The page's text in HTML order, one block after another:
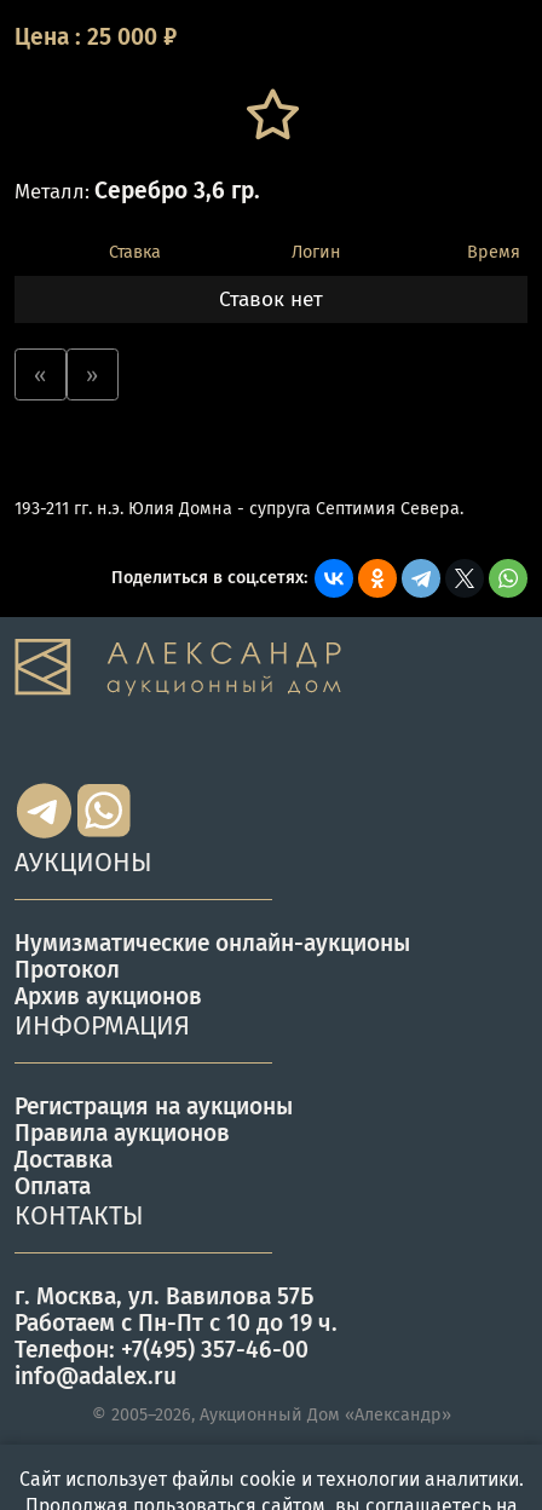
Цена : 25 000 ₽
Металл: Серебро 3,6 гр.
Ставка Логин Время
Ставок нет
« »
193-211 гг. н.э. Юлия Домна - супруга Септимия Севера.
Поделиться в соц.сетях:
АУКЦИОНЫ
Нумизматические онлайн-аукционы
Протокол
Архив аукционов
ИНФОРМАЦИЯ
Регистрация на аукционы
Правила аукционов
Доставка
Оплата
КОНТАКТЫ
г. Москва, ул. Вавилова 57Б
Работаем с Пн-Пт с 10 до 19 ч.
Телефон: +7(495) 357-46-00
info@adalex.ru
© 2005–2026, Аукционный Дом «Александр»
Сайт использует файлы cookie и технологии аналитики.
Войти